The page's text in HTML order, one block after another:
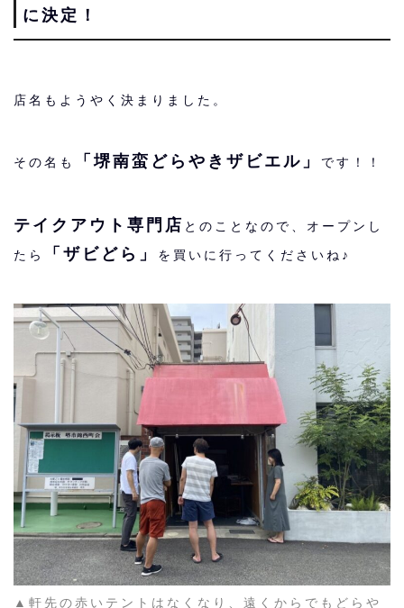
に決定！
店名もようやく決まりました。
その名も 「堺南蛮どらやきザビエル」 です！！
テイクアウト専門店 とのことなので、オープンし
たら
「ザビどら」 を買いに行ってくださいね♪
▲軒先の赤いテントはなくなり、遠くからでもどらや